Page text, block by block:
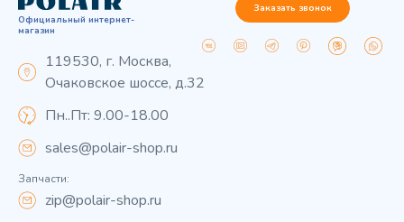
Официальный интернет-
магазин
119530, г. Москва,
Очаковское шоссе, д.32
Пн..Пт: 9.00-18.00
sales@polair-shop.ru
Запчасти:
zip@polair-shop.ru
Заказать звонок